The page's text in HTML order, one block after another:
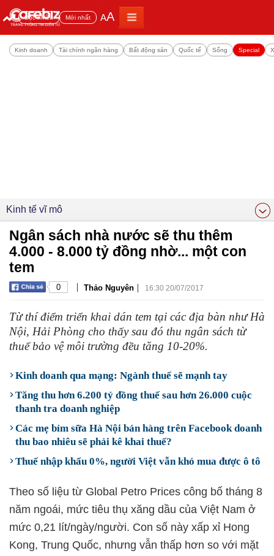
Đọc nhiều Mới nhất AA
Kinh doanh Tài chính ngân hàng Bất động sản Quốc tế Sống Special
Kinh tế vĩ mô
Ngân sách nhà nước sẽ thu thêm
4.000 - 8.000 tỷ đồng nhờ... một con
tem
0 | Thảo Nguyên | 16:30 20/07/2017
Từ thí điểm triển khai dán tem tại các địa bàn như Hà
Nội, Hải Phòng cho thấy sau đó thu ngân sách từ
thuế bảo vệ môi trường đều tăng 10-20%.
Kinh doanh qua mạng: Ngành thuế sẽ mạnh tay
Tăng thu hơn 6.200 tỷ đồng thuế sau hơn 26.000 cuộc
thanh tra doanh nghiệp
Các mẹ bỉm sữa Hà Nội bán hàng trên Facebook doanh
thu bao nhiêu sẽ phải kê khai thuế?
Thuế nhập khẩu 0%, người Việt vẫn khó mua được ô tô
Theo số liệu từ Global Petro Prices công bố tháng 8
năm ngoái, mức tiêu thụ xăng dầu của Việt Nam ở
mức 0,21 lít/ngày/người. Con số này xấp xỉ Hong
Kong, Trung Quốc, nhưng vẫn thấp hơn so với mặt